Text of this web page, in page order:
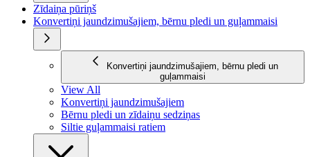
Zīdaiņa pūriņš
Konvertiņi jaundzimušajiem, bērnu pledi un guļammaisi
Konvertiņi jaundzimušajiem, bērnu pledi un
guļammaisi
View All
Konvertiņi jaundzimušajiem
Bērnu pledi un zīdaiņu sedziņas
Siltie guļammaisi ratiem